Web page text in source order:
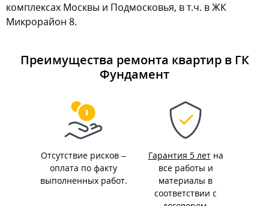
комплексах Москвы и Подмосковья, в т.ч. в ЖК
Микрорайон 8.
Преимущества ремонта квартир в ГК
Фундамент
Отсутствие рисков –
оплата по факту
выполненных работ.
Гарантия 5 летна
все работы и
материалы в
соответствии с